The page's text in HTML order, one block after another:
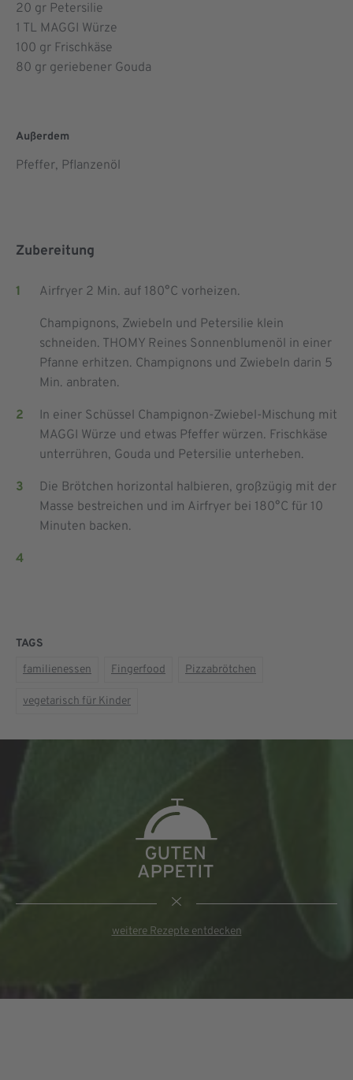
20 gr Petersilie
1 TL MAGGI Würze
100 gr Frischkäse
80 gr geriebener Gouda
Außerdem
Pfeffer, Pflanzenöl
Zubereitung
Airfryer 2 Min. auf 180°C vorheizen.
Champignons, Zwiebeln und Petersilie klein
schneiden. THOMY Reines Sonnenblumenöl in einer
Pfanne erhitzen. Champignons und Zwiebeln darin 5
Min. anbraten.
In einer Schüssel Champignon-Zwiebel-Mischung mit
MAGGI Würze und etwas Pfeffer würzen. Frischkäse
unterrühren, Gouda und Petersilie unterheben.
Die Brötchen horizontal halbieren, großzügig mit der
Masse bestreichen und im Airfryer bei 180°C für 10
Minuten backen.
TAGS
familienessen
Fingerfood Pizzabrötchen
vegetarisch für Kinder
weitere Rezepte entdecken